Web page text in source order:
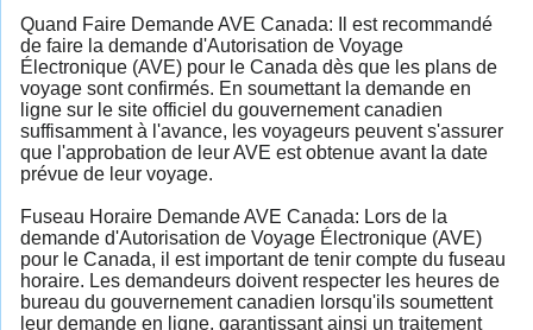
Quand Faire Demande AVE Canada: Il est recommandé
de faire la demande d'Autorisation de Voyage
Électronique (AVE) pour le Canada dès que les plans de
voyage sont confirmés. En soumettant la demande en
ligne sur le site officiel du gouvernement canadien
suffisamment à l'avance, les voyageurs peuvent s'assurer
que l'approbation de leur AVE est obtenue avant la date
prévue de leur voyage.
Fuseau Horaire Demande AVE Canada: Lors de la
demande d'Autorisation de Voyage Électronique (AVE)
pour le Canada, il est important de tenir compte du fuseau
horaire. Les demandeurs doivent respecter les heures de
bureau du gouvernement canadien lorsqu'ils soumettent
leur demande en ligne, garantissant ainsi un traitement